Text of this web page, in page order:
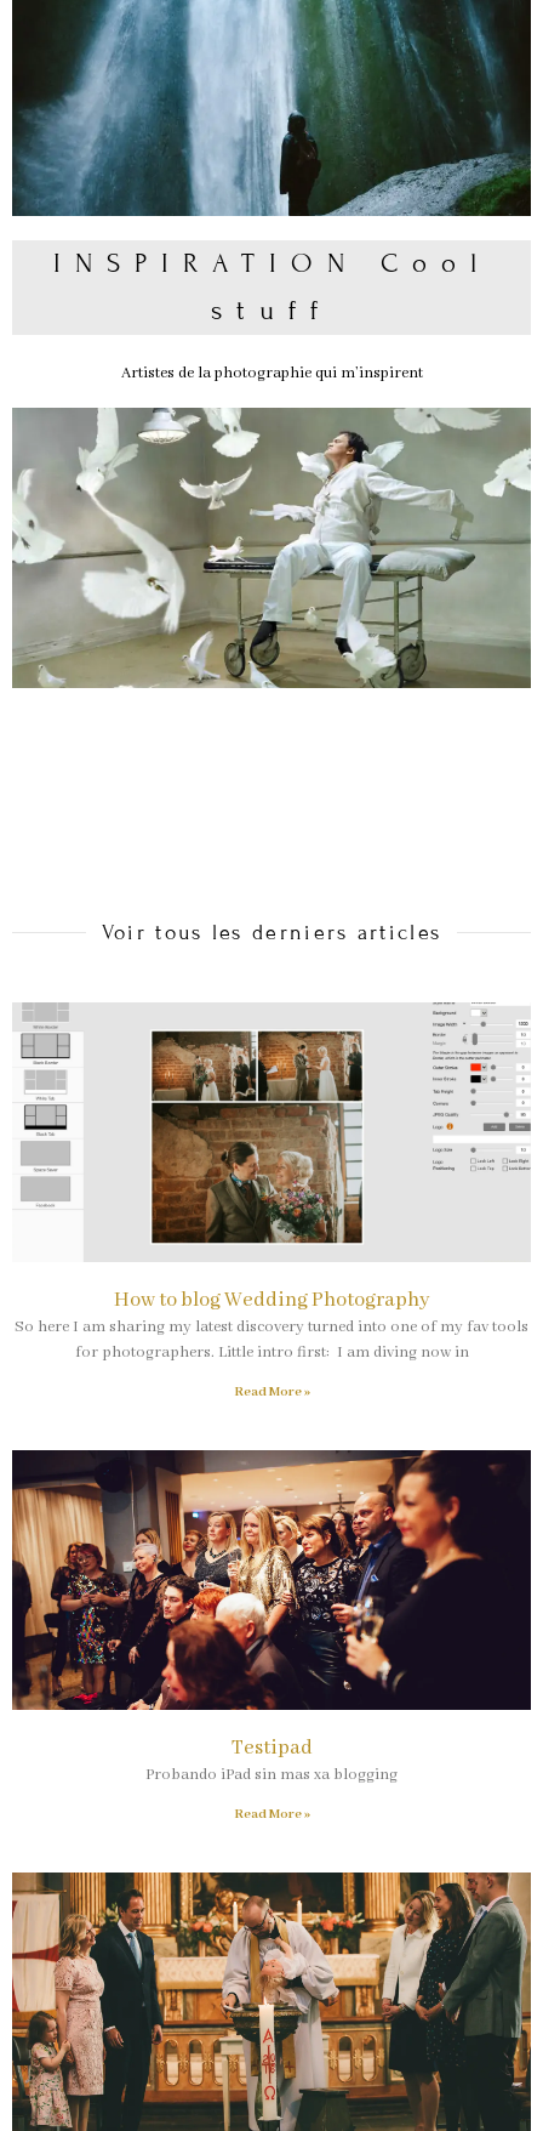
INSPIRATION Cool
stuff
Artistes de la photographie qui m’inspirent
Voir tous les derniers articles
How to blog Wedding Photography
So here I am sharing my latest discovery turned into one of my fav tools
for photographers. Little intro first: I am diving now in
Read More »
Testipad
Probando iPad sin mas xa blogging
Read More »